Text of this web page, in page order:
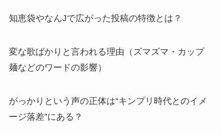
知恵袋やなんJで広がった投稿の特徴とは？
変な歌ばかりと言われる理由（ズマズマ・カップ
麺などのワードの影響）
がっかりという声の正体は“キンプリ時代とのイメ
ージ落差”にある？